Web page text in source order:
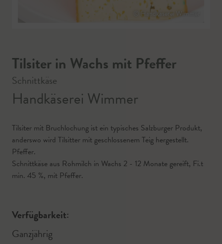
© Handkäserei Wimmer
Tilsiter in Wachs mit Pfeffer
Schnittkäse
Handkäserei Wimmer
Tilsiter mit Bruchlochung ist ein typisches Salzburger Produkt,
anderswo wird Tilsitter mit geschlossenem Teig hergestellt.
Pfeffer.
Schnittkäse aus Rohmilch in Wachs 2 - 12 Monate gereift, Fi.t
min. 45 %, mit Pfeffer.
Verfügbarkeit:
Ganzjährig